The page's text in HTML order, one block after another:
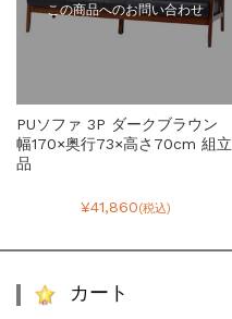
この商品へのお問い合わせ
PUソファ 3P ダークブラウン
幅170×奥行73×高さ70cm 組立
品
¥41,860(税込)
カート